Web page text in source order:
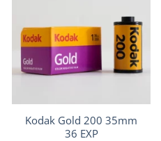
Kodak Gold 200 35mm
36 EXP